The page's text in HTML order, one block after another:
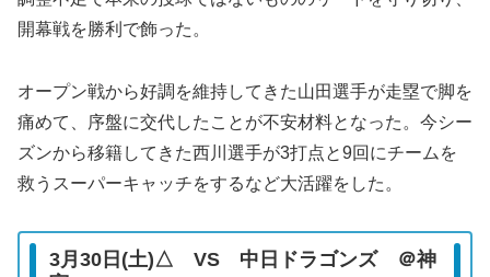
開幕戦を勝利で飾った。
オープン戦から好調を維持してきた山田選手が走塁で脚を
痛めて、序盤に交代したことが不安材料となった。今シー
ズンから移籍してきた西川選手が3打点と9回にチームを
救うスーパーキャッチをするなど大活躍をした。
3月30日(土)△ VS 中日ドラゴンズ ＠神